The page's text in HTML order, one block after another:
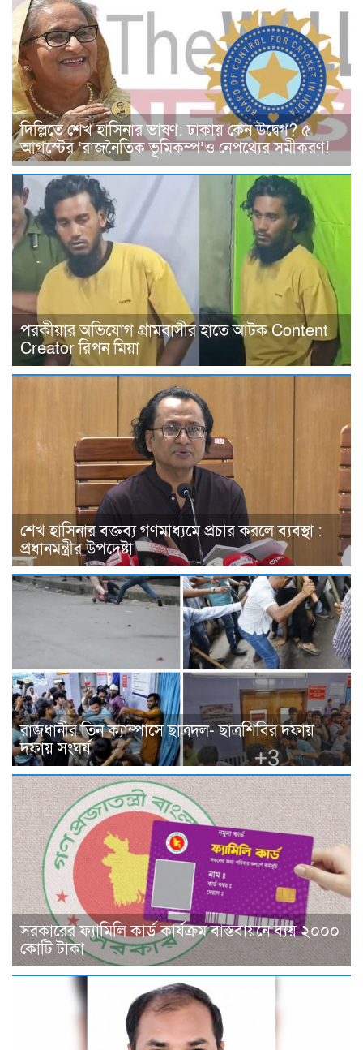
দিল্লিতে শেখ হাসিনার ভাষণ: ঢাকায় কেন উদ্বেগ? ৫
আগস্টের ‘রাজনৈতিক ভূমিকম্প’ও নেপথ্যের সমীকরণ!
পরকীয়ার অভিযোগ গ্রামবাসীর হাতে আটক Content
Creator রিপন মিয়া
শেখ হাসিনার বক্তব্য গণমাধ্যমে প্রচার করলে ব্যবস্থা :
প্রধানমন্ত্রীর উপদেষ্টা
রাজধানীর তিন ক্যাম্পাসে ছাত্রদল- ছাত্রশিবির দফায়
দফায় সংঘর্ষ
সরকারের ফ্যামিলি কার্ড কার্যক্রম বাস্তবায়নে ব্যয় ২০০০
কোটি টাকা